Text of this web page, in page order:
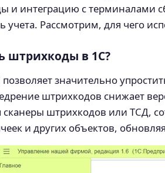
и интеграцию с терминалами
учета. Рассмотрим, для чего
штрихкоды в 1С?
значительно
штрихкодов снижает
штрихкодов или ТСД,
и других объектов,